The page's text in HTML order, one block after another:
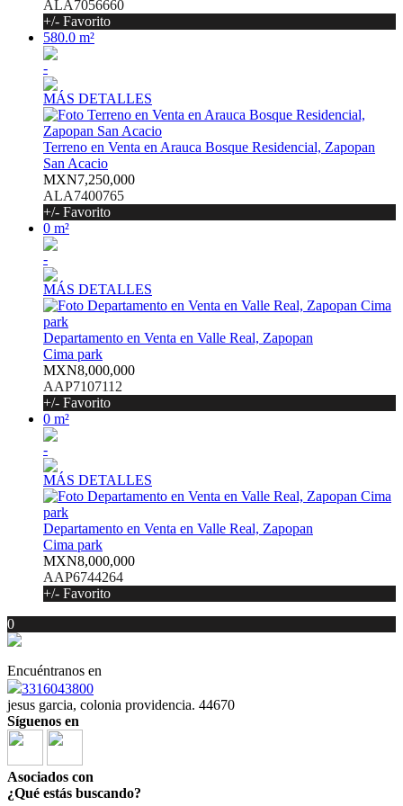
ALA7056660
+/- Favorito
580.0 m²
-
MÁS DETALLES
Terreno en Venta en Arauca Bosque Residencial, Zapopan
San Acacio
MXN7,250,000
ALA7400765
+/- Favorito
0 m²
-
MÁS DETALLES
Departamento en Venta en Valle Real, Zapopan
Cima park
MXN8,000,000
AAP7107112
+/- Favorito
0 m²
-
MÁS DETALLES
Departamento en Venta en Valle Real, Zapopan
Cima park
MXN8,000,000
AAP6744264
+/- Favorito
0
Encuéntranos en
3316043800
jesus garcia, colonia providencia. 44670
Síguenos en
Asociados con
¿Qué estás buscando?